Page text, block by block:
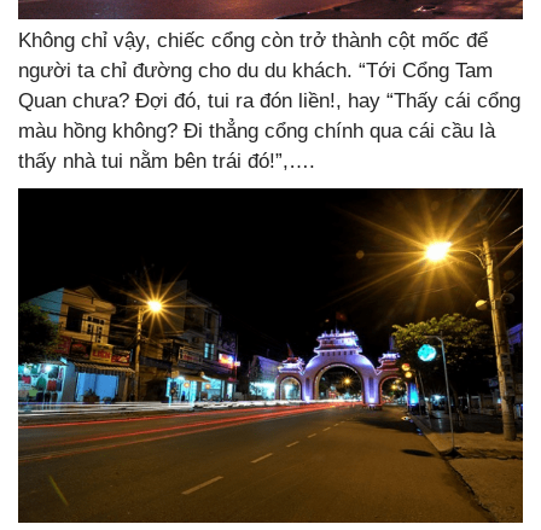
Không chỉ vậy, chiếc cổng còn trở thành cột mốc để
người ta chỉ đường cho du du khách. “Tới Cổng Tam
Quan chưa? Đợi đó, tui ra đón liền!, hay “Thấy cái cổng
màu hồng không? Đi thẳng cổng chính qua cái cầu là
thấy nhà tui nằm bên trái đó!”,….